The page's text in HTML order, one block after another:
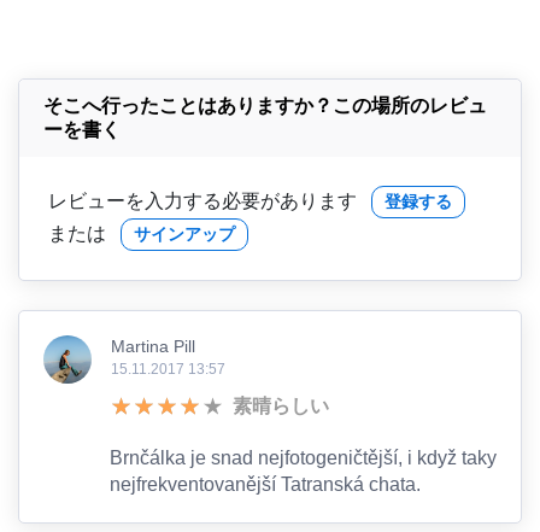
そこへ行ったことはありますか？この場所のレビュ
ーを書く
レビューを入力する必要があります 登録する
または サインアップ
Martina Pill
15.11.2017 13:57
素晴らしい
Brnčálka je snad nejfotogeničtější, i když taky
nejfrekventovanější Tatranská chata.